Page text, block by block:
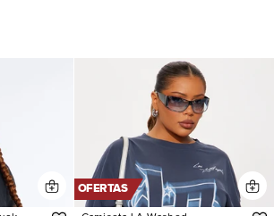
OFERTAS